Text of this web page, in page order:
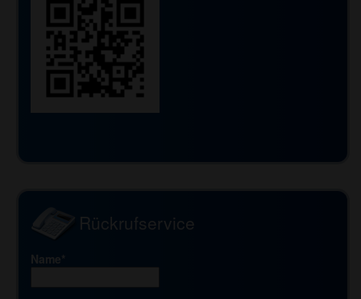
Rückrufservice
Name*